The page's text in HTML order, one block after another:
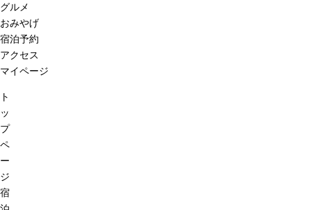
グルメ
おみやげ
宿泊予約
アクセス
マイページ
ト
ッ
プ
ペ
ー
ジ
宿